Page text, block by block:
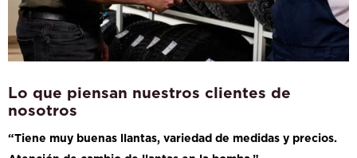
Lo que piensan nuestros clientes de
nosotros
“Tiene muy buenas llantas, variedad de medidas y precios.